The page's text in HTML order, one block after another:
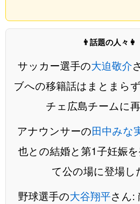
👨話題の人々👩
サッカー選手の大迫敬介
ブへの移籍話はまとまら
チェ広島チームに
アナウンサーの田中みな
也との結婚と第1子妊娠
て公の場に登場し
野球選手の大谷翔平さん: